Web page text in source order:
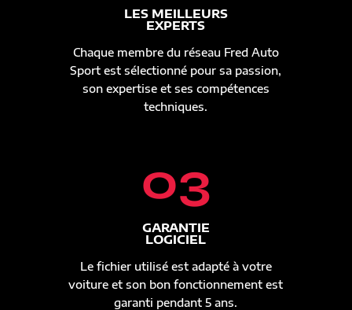
LES MEILLEURS
EXPERTS
Chaque membre du réseau Fred Auto
Sport est sélectionné pour sa passion,
son expertise et ses compétences
techniques.
03
GARANTIE
LOGICIEL
Le fichier utilisé est adapté à votre
voiture et son bon fonctionnement est
garanti pendant 5 ans.